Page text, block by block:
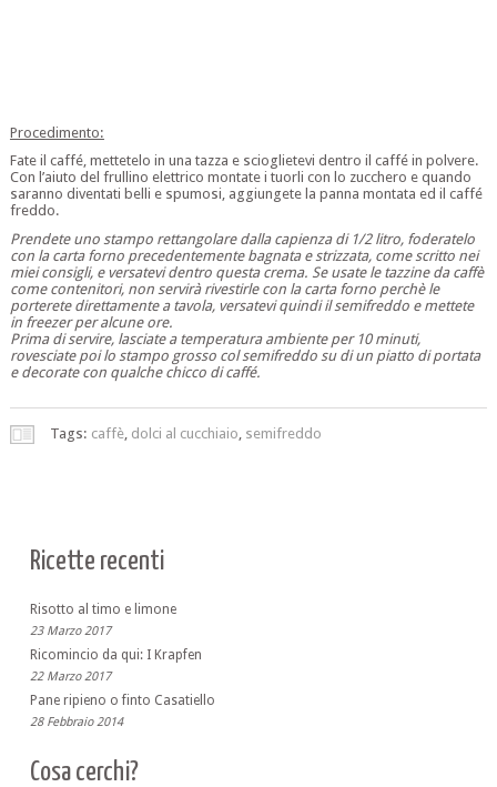
Procedimento:
Fate il caffé, mettetelo in una tazza e scioglietevi dentro il caffé in polvere.
Con l’aiuto del frullino elettrico montate i tuorli con lo zucchero e quando
saranno diventati belli e spumosi, aggiungete la panna montata ed il caffé
freddo.
Prendete uno stampo rettangolare dalla capienza di 1/2 litro, foderatelo
con la carta forno precedentemente bagnata e strizzata, come scritto nei
miei consigli, e versatevi dentro questa crema. Se usate le tazzine da caffè
come contenitori, non servirà rivestirle con la carta forno perchè le
porterete direttamente a tavola, versatevi quindi il semifreddo e mettete
in freezer per alcune ore.
Prima di servire, lasciate a temperatura ambiente per 10 minuti,
rovesciate poi lo stampo grosso col semifreddo su di un piatto di portata
e decorate con qualche chicco di caffé.
Tags: caffè, dolci al cucchiaio semifreddo
Ricette recenti
Risotto al timo e limone
23 Marzo 2017
Ricomincio da qui: I Krapfen
22 Marzo 2017
Pane ripieno o finto Casatiello
28 Febbraio 2014
Cosa cerchi?